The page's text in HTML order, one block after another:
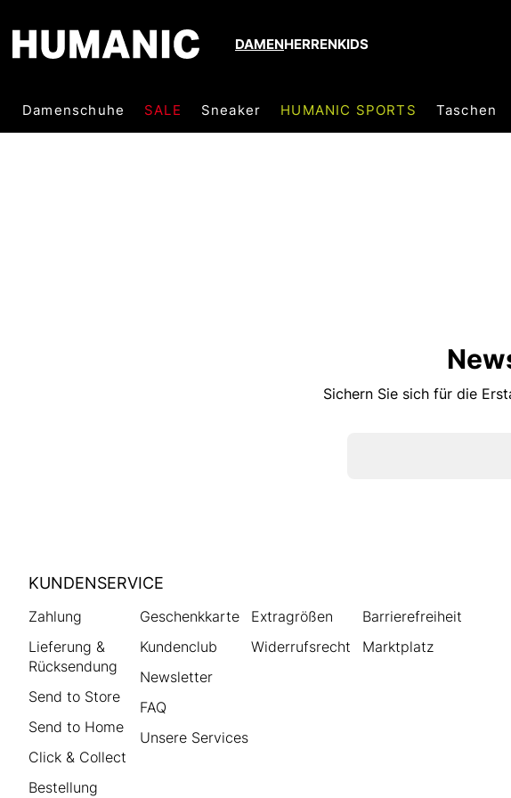
DAMENHERRENKIDS
Damenschuhe SALE Sneaker HUMANIC SPORTS Taschen
Sichern Sie sich für die
HUMANIC
Footer
KUNDENSERVICE
Zahlung
Lieferung &
Rücksendung
Send to Store
Send to Home
Click & Collect
Bestellung
Geschenkkarte
Kundenclub
Newsletter
FAQ
Unsere Services
Extragrößen
Widerrufsrecht
Barrierefreiheit
Marktplatz